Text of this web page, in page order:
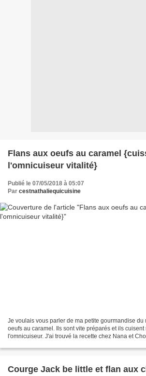
Flans aux oeufs au caramel
l'omnicuiseur vitalité}
Publié le 07/05/2018 à 05:07
Par cestnathaliequicuisine
Je voulais vous parler de ma petite gourmandise du
oeufs au caramel. Ils sont vite préparés et ils cuisent
l'omnicuiseur. J'ai trouvé la recette chez Nana et
Courge Jack be little et flan aux